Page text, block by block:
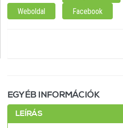
Weboldal
Facebook
EGYÉB INFORMÁCIÓK
LEÍRÁS